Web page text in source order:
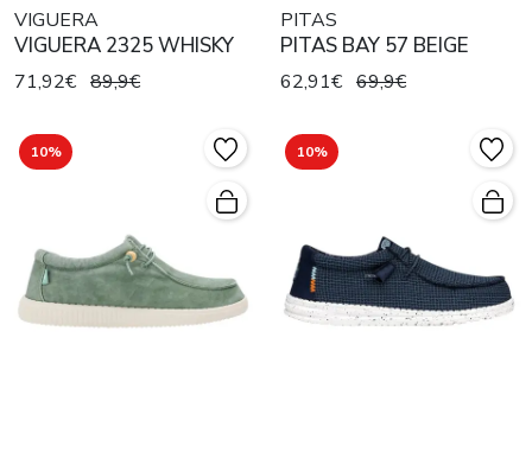
VIGUERA
VIGUERA 2325 WHISKY
71,92€ 89,9€
PITAS
PITAS BAY 57 BEIGE
62,91€ 69,9€
10% 10%